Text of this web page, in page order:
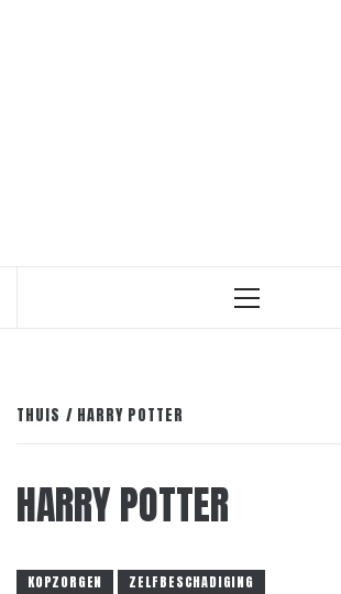
Primair
THUIS HARRY POTTER
HARRY POTTER
KOPZORGEN ZELFBESCHADIGING